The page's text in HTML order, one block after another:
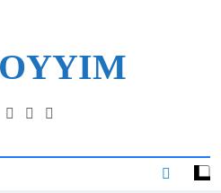
Sukoharjo